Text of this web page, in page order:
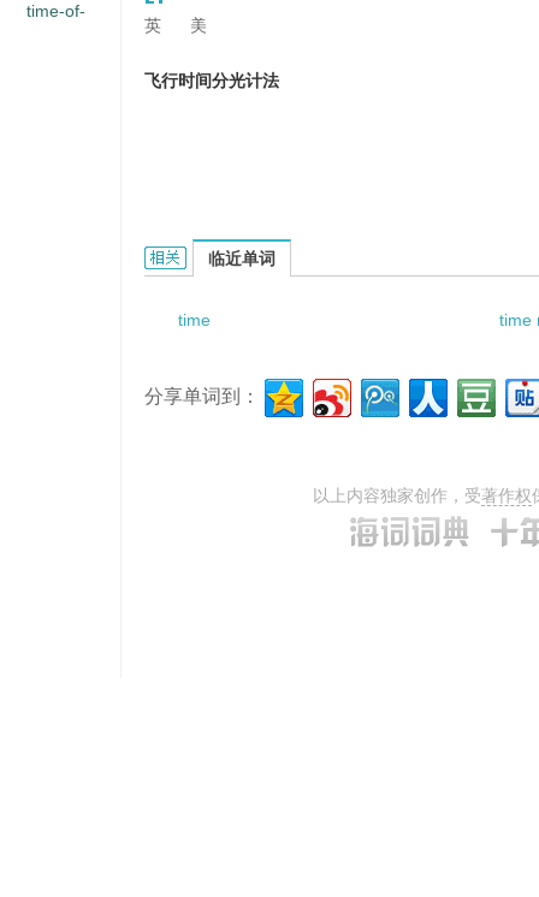
英 美
飞行时间分光计法
time-of-flight spectrometer technique的相关资料
临近单词
time time
分享单词到：
以上内容独家创作，受著作权
time-of-